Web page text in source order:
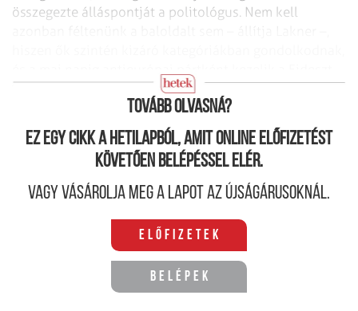
összegezte álláspontját a politológus. Nem kell
(Sz. Z.)
Tovább olvasná?
Ez egy cikk a hetilapból, amit online előfizetést
követően belépéssel elér.
Vagy vásárolja meg a lapot az újságárusoknál.
Előfizetek
Belépek